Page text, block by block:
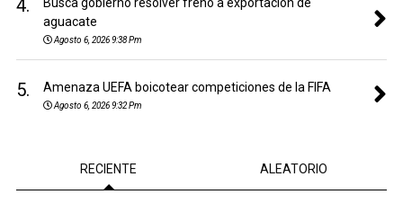
4.
aguacate
Agosto 6, 2026 9:38 Pm
5. Amenaza UEFA boicotear competiciones de la FIFA
Agosto 6, 2026 9:32 Pm
RECIENTE ALEATORIO